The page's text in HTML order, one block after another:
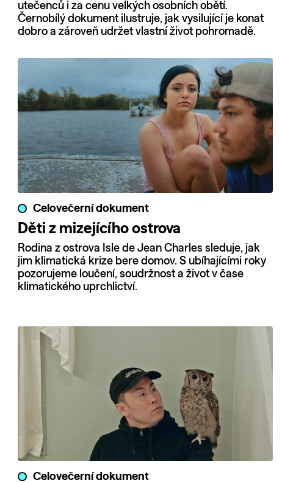
utečenců i za cenu velkých osobních obětí.
Černobílý dokument ilustruje, jak vysilující je konat
dobro a zároveň udržet vlastní život pohromadě.
Celovečerní dokument
Děti z mizejícího ostrova
Rodina z ostrova Isle de Jean Charles sleduje, jak
jim klimatická krize bere domov. S ubíhajícími roky
pozorujeme loučení, soudržnost a život v čase
klimatického uprchlictví.
Celovečerní dokument